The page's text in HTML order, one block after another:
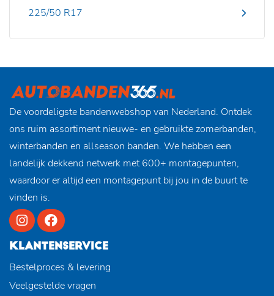
225/50 R17
De voordeligste bandenwebshop van Nederland. Ontdek
ons ruim assortiment nieuwe- en gebruikte zomerbanden,
winterbanden en allseason banden. We hebben een
landelijk dekkend netwerk met 600+ montagepunten,
waardoor er altijd een montagepunt bij jou in de buurt te
vinden is.
KLANTENSERVICE
Bestelproces & levering
Veelgestelde vragen